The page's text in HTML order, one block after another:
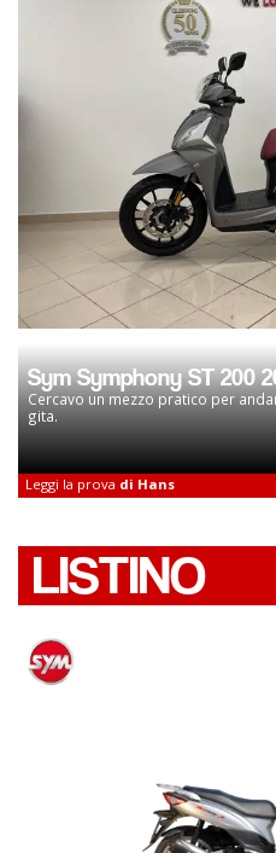
Sym Symphony ST 200
Cercavo un mezzo pratico per
gita.
Leggi la prova di Hans
LISTINO